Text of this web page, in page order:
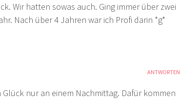
Wir hatten sowas auch. Ging immer über zwei
Nach über 4 Jahren war ich Profi darin *g*
ANTWORTEN
Glück nur an einem Nachmittag. Dafür kommen